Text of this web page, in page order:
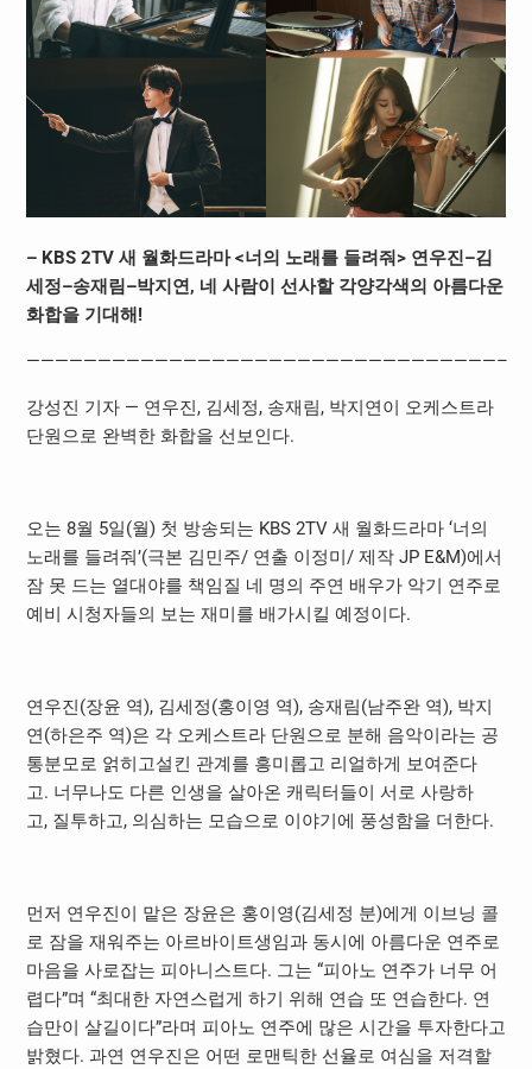
– KBS 2TV 새 월화드라마<너의 노래를 들려줘> 연우진–김
세정–송재림 –박지연, 네 사람이 선사할 각양각색의 아름다운
화합을 기대해 !
—————————————————————————————————–
강성진 기자 — 연우진, 김세정, 송재림, 박지연이 오케스트라
단원으로 완벽한 화합을 선보인다.
오는 8월 5일(월) 첫 방송되는 KBS 2TV 새 월화드라마 ‘너의
노래를 들려줘’(극본 김민주/ 연출 이정미 / 제작JP E&M)에서
잠 못 드는 열대야를 책임질 네 명의 주연 배우가 악기 연주로
예비 시청자들의 보는 재미를 배가시킬 예정이다.
연우진(장윤 역), 김세정(홍이영 역), 송재림(남주완 역), 박지
연(하은주 역)은 각 오케스트라 단원으로 분해 음악이라는 공
통분모로 얽히고설킨 관계를 흥미롭고 리얼하게 보여준다
고. 너무나도 다른 인생을 살아온 캐릭터들이 서로 사랑하
고, 질투하고, 의심하는 모습으로 이야기에 풍성함을 더한다.
먼저 연우진이 맡은 장윤은 홍이영(김세정 분)에게 이브닝 콜
로 잠을 재워주는 아르바이트생임과 동시에 아름다운 연주로
마음을 사로잡는 피아니스트다. 그는 “피아노 연주가 너무 어
렵다”며 “최대한 자연스럽게 하기 위해 연습 또 연습한다. 연
습만이 살길이다”라며 피아노 연주에 많은 시간을 투자한다고
밝혔다. 과연 연우진은 어떤 로맨틱한 선율로 여심을 저격할